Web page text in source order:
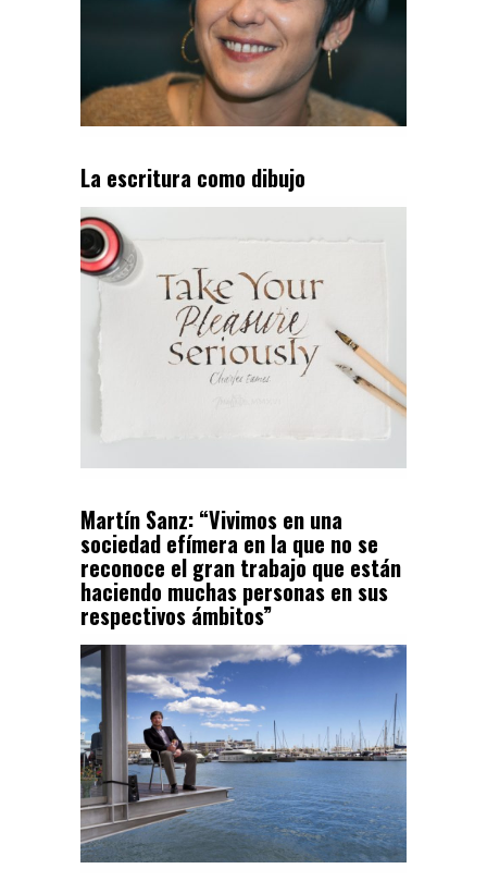
La escritura como dibujo
Martín Sanz: “Vivimos en una
sociedad efímera en la que no se
reconoce el gran trabajo que están
haciendo muchas personas en sus
respectivos ámbitos”